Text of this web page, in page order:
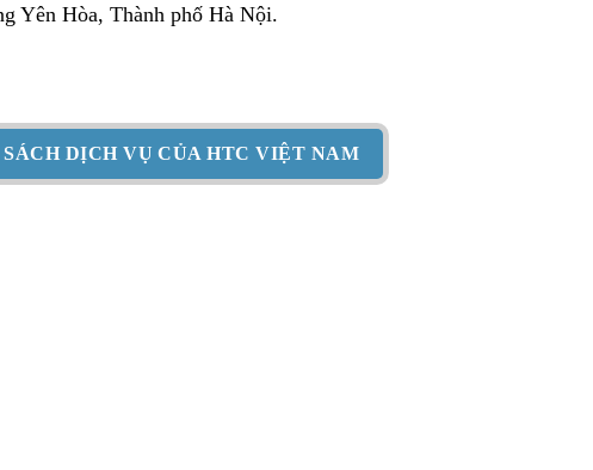
Yên Hòa, Thành phố Hà Nội.
DỊCH VỤ CỦA HTC VIỆT NAM